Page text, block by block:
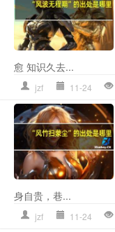
愈 知识久去...
jzf 11-24
身自贵，巷...
jzf 11-24